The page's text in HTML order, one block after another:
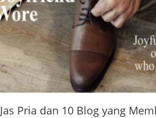
Jas Pria dan 10 Blog yang